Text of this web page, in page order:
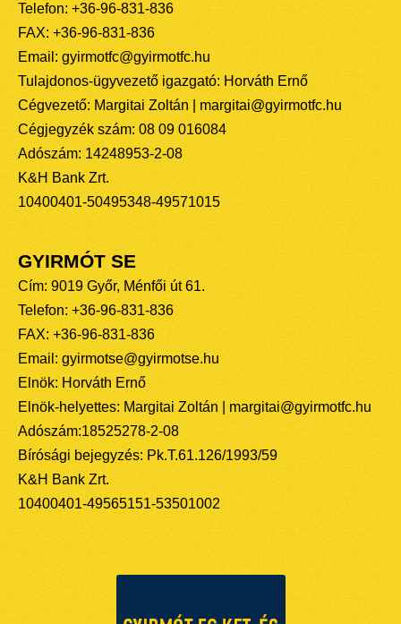
Telefon: +36-96-831-836
FAX: +36-96-831-836
Email: gyirmotfc@gyirmotfc.hu
Tulajdonos-ügyvezető igazgató: Horváth Ernő
Cégvezető: Margitai Zoltán | margitai@gyirmotfc.hu
Cégjegyzék szám: 08 09 016084
Adószám: 14248953-2-08
K&H Bank Zrt.
10400401-50495348-49571015
GYIRMÓT SE
Cím: 9019 Győr, Ménfői út 61.
Telefon: +36-96-831-836
FAX: +36-96-831-836
Email: gyirmotse@gyirmotse.hu
Elnök: Horváth Ernő
Elnök-helyettes: Margitai Zoltán | margitai@gyirmotfc.hu
Adószám:18525278-2-08
Bírósági bejegyzés: Pk.T.61.126/1993/59
K&H Bank Zrt.
10400401-49565151-53501002